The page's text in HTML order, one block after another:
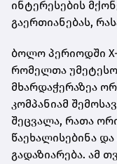
ინტერესების
გაერთიანებას,
ბოლო პერიოდში
რომელთა
მხარდაჭერაზეა
კომპანიამ
შეცვალა, რათა
წაეხალისებინა
გადაზიარება. ამ